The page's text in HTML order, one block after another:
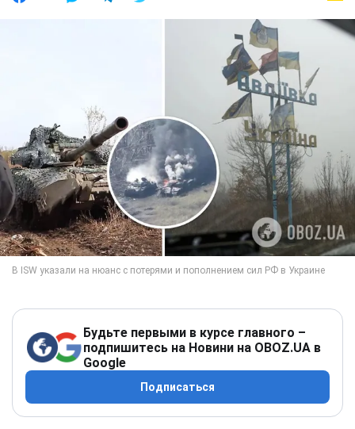
Будьте первыми в курсе главного –
подпишитесь на Новини на OBOZ.UA в
Google
Подписаться